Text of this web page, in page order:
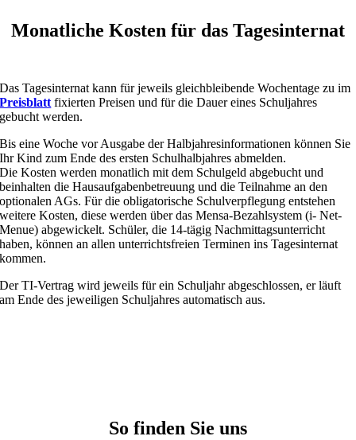
Monatliche Kosten für das Tagesinternat
Das Tagesinternat kann für jeweils gleichbleibende Wochentage zu im
Preisblatt fixierten Preisen und für die Dauer eines Schuljahres
gebucht werden.
Bis eine Woche vor Ausgabe der Halbjahresinformationen können Sie
Ihr Kind zum Ende des ersten Schulhalbjahres abmelden.
Die Kosten werden monatlich mit dem Schulgeld abgebucht und
beinhalten die Hausaufgabenbetreuung und die Teilnahme an den
optionalen AGs. Für die obligatorische Schulverpflegung entstehen
weitere Kosten, diese werden über das Mensa-Bezahlsystem (i- Net-
Menue) abgewickelt. Schüler, die 14-tägig Nachmittagsunterricht
haben, können an allen unterrichtsfreien Terminen ins Tagesinternat
kommen.
Der TI-Vertrag wird jeweils für ein Schuljahr abgeschlossen, er läuft
am Ende des jeweiligen Schuljahres automatisch aus.
So finden Sie uns